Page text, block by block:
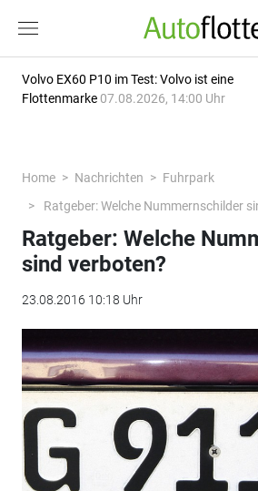
Volvo EX60 P10 im Test: Volvo ist eine
Flottenmarke 07.08.2026, 14:00 Uhr
Home Nachrichten
Fuhrpark
Ratgeber: Welche Nummernschilder
Ratgeber: Welche
sind verboten?
23.08.2016 10:18 Uhr